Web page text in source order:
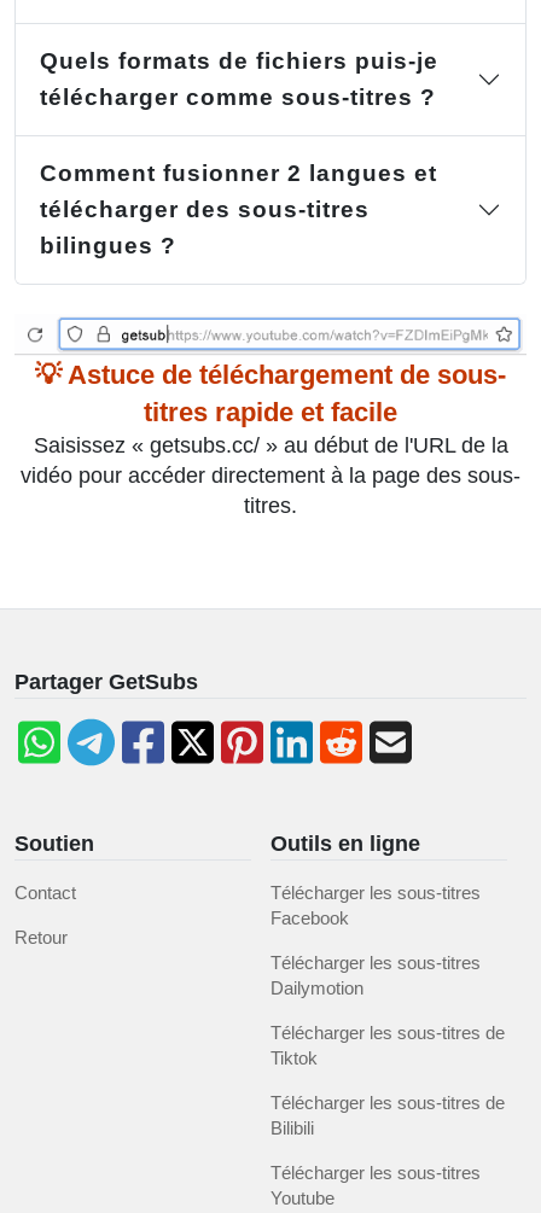
Quels formats de fichiers puis-je
télécharger comme sous-titres ?
Comment fusionner 2 langues et
télécharger des sous-titres
bilingues ?
💡 Astuce de téléchargement de sous-
titres rapide et facile
Saisissez « getsubs.cc/ » au début de l'URL de la
vidéo pour accéder directement à la page des sous-
titres.
Soutien
Contact
Retour
Outils en ligne
Télécharger les sous-titres
Facebook
Télécharger les sous-titres
Dailymotion
Télécharger les sous-titres de
Tiktok
Télécharger les sous-titres de
Bilibili
Télécharger les sous-titres
Youtube
Partager GetSubs